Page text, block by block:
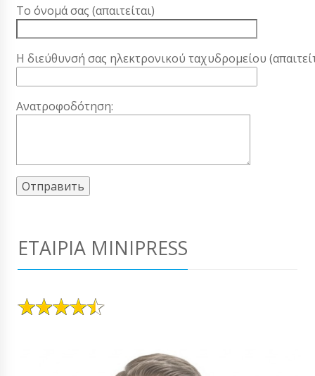
Το όνομά σας (απαιτείται)
Η διεύθυνσή σας ηλεκτρονικού ταχυδρομείου
Ανατροφοδότηση:
ΕΤΑΙΡΊΑ MINIPRESS